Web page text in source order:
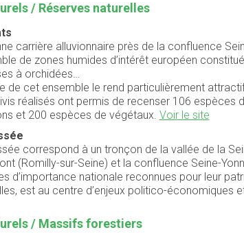
/ Réserves naturelles
carrière alluvionnaire près de la confluence
de zones humides d’intérêt européen
à orchidées…
de cet ensemble le rend particulièrement
réalisés ont permis de recenser 106 espèces
et 200 espèces de végétaux. Voir le site
correspond à un tronçon de la vallée de la
(Romilly-sur-Seine) et la confluence Seine-
d’importance nationale reconnues pour leur
est au centre d’enjeux politico-économiques
/ Massifs forestiers